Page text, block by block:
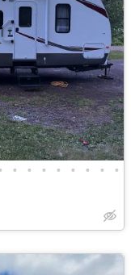
• • • • • • • •